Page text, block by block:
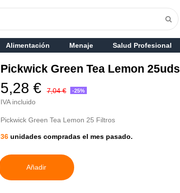
Alimentación Menaje Salud Profesional
Pickwick Green Tea Lemon 25uds
5,28 € 7,04 € -25%
IVA incluido
Pickwick Green Tea Lemon 25 Filtros
36 unidades compradas el mes pasado.
Añadir